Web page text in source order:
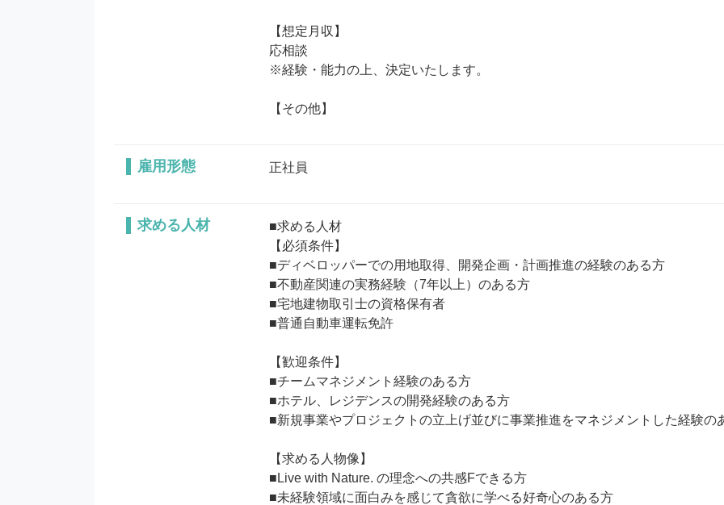
【想定月収】
応相談
※経験・能力の上、決定いたします。
【その他】
雇用形態 正社員
求める人材
■求める人材
【必須条件】
■ディベロッパーでの用地取得、開発企画・計画推進の経験のある方
■不動産関連の実務経験（7年以上）のある方
■宅地建物取引士の資格保有者
■普通自動車運転免許
【歓迎条件】
■チームマネジメント経験のある方
■ホテル、レジデンスの開発経験のある方
■新規事業やプロジェクトの立上げ並びに事業推進をマネジメントした経験の
【求める人物像】
■Live with Nature. の理念への共感Fできる方
■未経験領域に面白みを感じて貪欲に学べる好奇心のある方